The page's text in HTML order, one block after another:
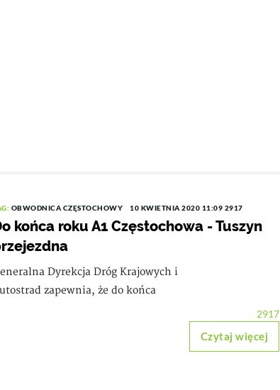
OBWODNICA CZĘSTOCHOWY 10 KWIETNIA 2020 11:09 2917
końca roku A1 Częstochowa - Tuszyn
Dyrekcja Dróg Krajowych i
zapewnia, że do końca
2917
Czytaj więcej